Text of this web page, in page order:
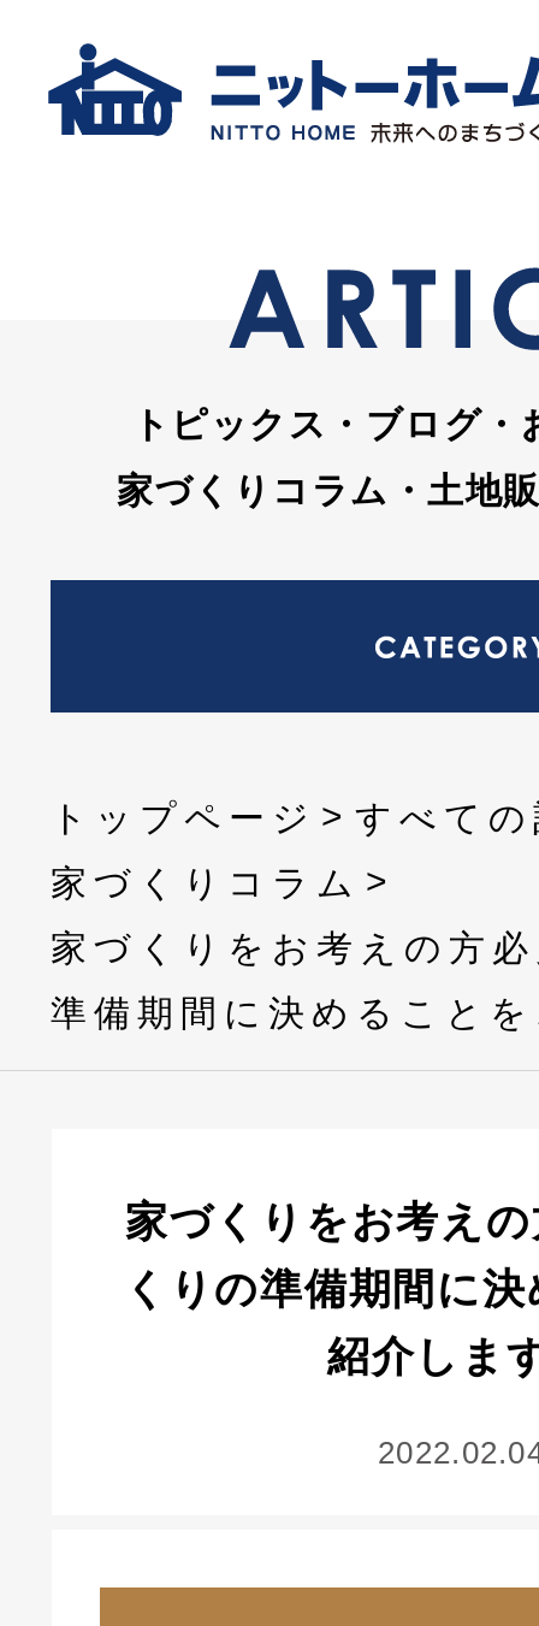
トピックス・ブログ・
家づくりコラム・土地
トップページ
すべて
家づくりコラム
家づくりをお考えの方
準備期間に決めること
家づくりをお考え
くりの準備期間に
紹介しま